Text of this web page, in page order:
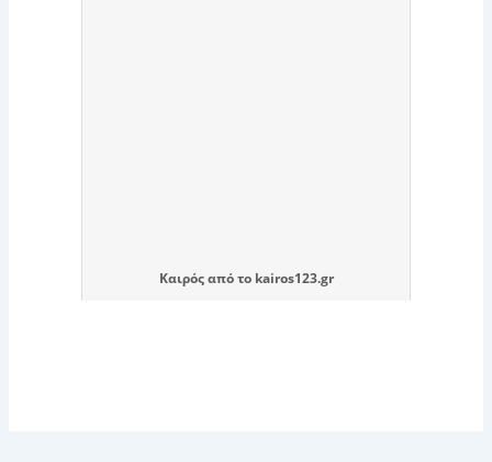
Καιρόςαπό το kairos123.gr